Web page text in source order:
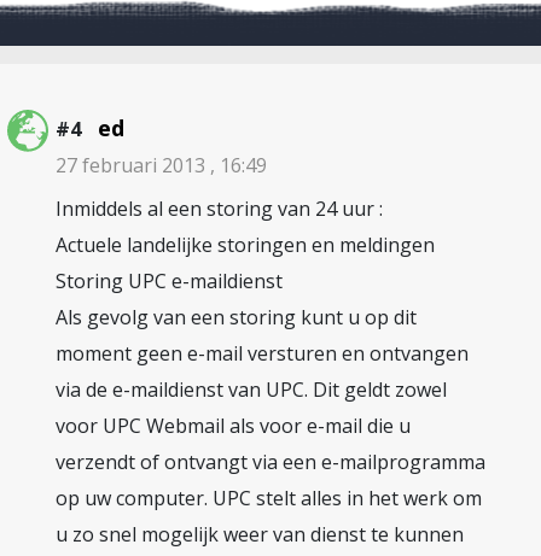
#4 ed
27 februari 2013 , 16:49
Inmiddels al een storing van 24 uur :
Actuele landelijke storingen en meldingen
Storing UPC e-maildienst
Als gevolg van een storing kunt u op dit
moment geen e-mail versturen en ontvangen
via de e-maildienst van UPC. Dit geldt zowel
voor UPC Webmail als voor e-mail die u
verzendt of ontvangt via een e-mailprogramma
op uw computer. UPC stelt alles in het werk om
u zo snel mogelijk weer van dienst te kunnen